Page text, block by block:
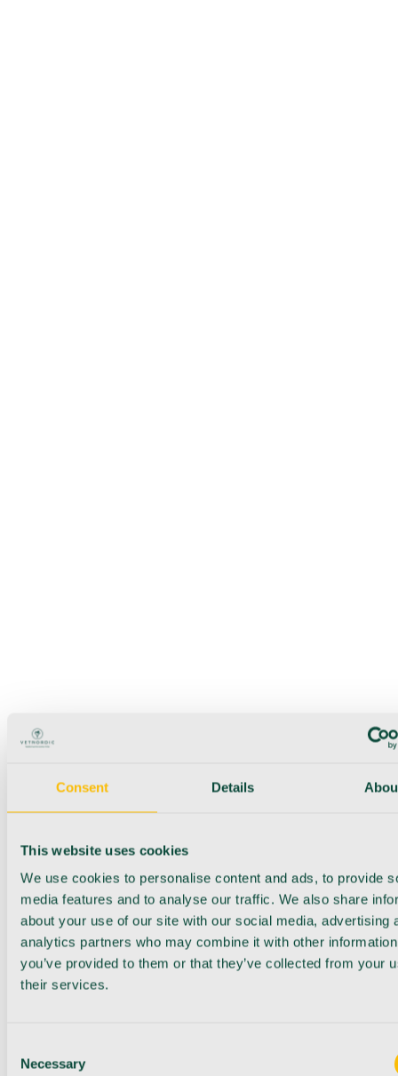
Consent Details
This website uses cookies
We use cookies to personalise content and ads, to provide
media features and to analyse our traffic. We also share
about your use of our site with our social media, advertising
analytics partners who may combine it with other
you’ve provided to them or that they’ve collected from your
their services.
Selection
Necessary